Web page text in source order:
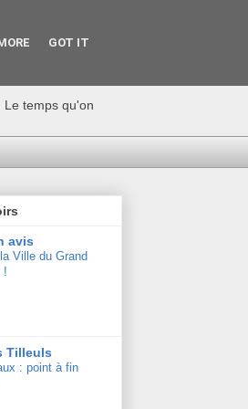
Le temps qu'on
avis
Ville du Grand
!
Tilleuls
: point à fin
GOT IT